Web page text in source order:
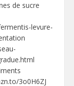
de sucre
levure-
3o0H6ZJ